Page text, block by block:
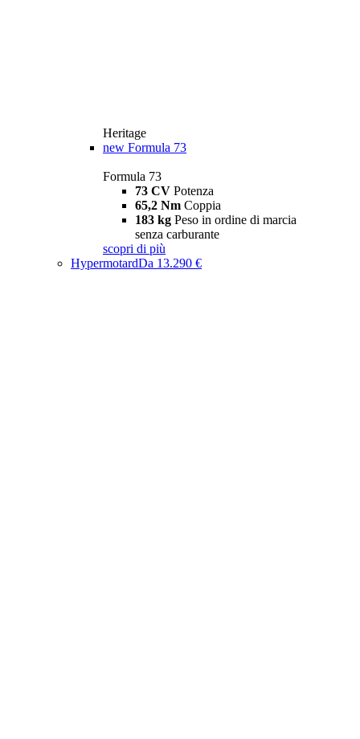
Heritage
new Formula 73
Formula 73
73 CV Potenza
65,2 Nm Coppia
183 kg Peso in ordine di marcia
senza carburante
scopri di più
HypermotardDa 13.290 €